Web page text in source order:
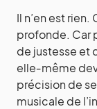
Il n’en est
profonde. Car
de justesse et
elle‑même
précision de
musicale de